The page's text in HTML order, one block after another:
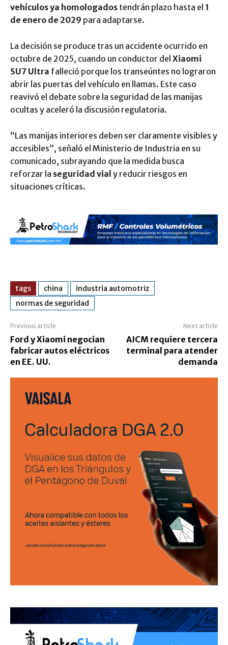
vehículos ya homologados tendrán plazo hasta el 1
de enero de 2029 para adaptarse.
La decisión se produce tras un accidente ocurrido en
octubre de 2025, cuando un conductor del Xiaomi
SU7 Ultra falleció porque los transeúntes no lograron
abrir las puertas del vehículo en llamas. Este caso
reavivó el debate sobre la seguridad de las manijas
ocultas y aceleró la discusión regulatoria.
“Las manijas interiores deben ser claramente visibles y
accesibles”, señaló el Ministerio de Industria en su
comunicado, subrayando que la medida busca
reforzar la seguridad vial y reducir riesgos en
situaciones críticas.
tags china
industria automotriz
normas de seguridad
Previous article
Ford y Xiaomi negocian
fabricar autos eléctricos
en EE. UU.
Next article
AICM requiere tercera
terminal para atender
demanda